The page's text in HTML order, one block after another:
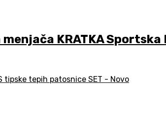
menjača KRATKA Sportska